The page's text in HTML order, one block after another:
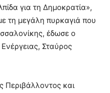
για τη Δημοκρατία»,
τη μεγάλη πυρκαγιά που
έδωσε ο
Σταύρος
Περιβάλλοντος και